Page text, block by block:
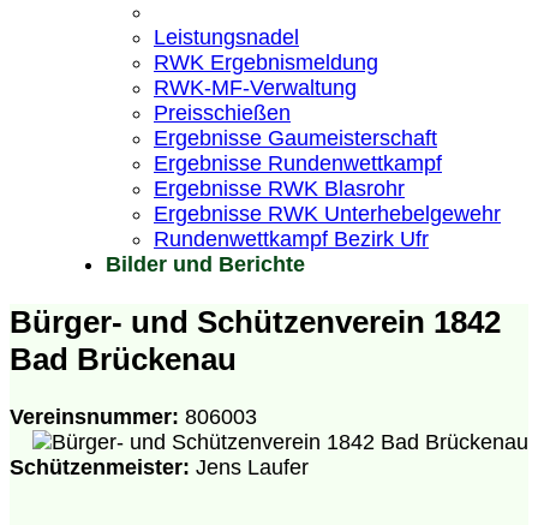
Leistungsnadel
RWK Ergebnismeldung
RWK-MF-Verwaltung
Preisschießen
Ergebnisse Gaumeisterschaft
Ergebnisse Rundenwettkampf
Ergebnisse RWK Blasrohr
Ergebnisse RWK Unterhebelgewehr
Rundenwettkampf Bezirk Ufr
Bilder und Berichte
Bürger- und Schützenverein 1842
Bad Brückenau
Vereinsnummer: 806003
Schützenmeister: Jens Laufer